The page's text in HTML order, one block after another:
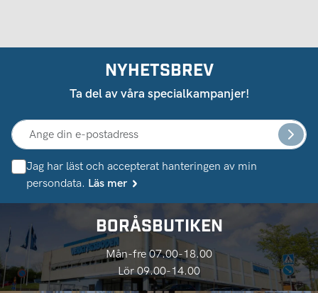
NYHETSBREV
Ta del av våra specialkampanjer!
Jag har läst och accepterat hanteringen av min
persondata. Läs mer
BORÅSBUTIKEN
Mån-fre 07.00-18.00
Lör 09.00-14.00